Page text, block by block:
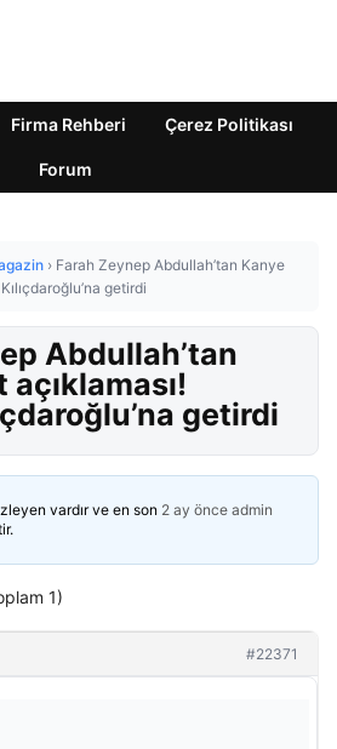
Firma Rehberi Çerez Politikası
Forum
› Farah Zeynep Abdullah’tan Kanye
getirdi
Abdullah’tan
getirdi
vardır ve en son 2 ay önce admin
1)
#22371